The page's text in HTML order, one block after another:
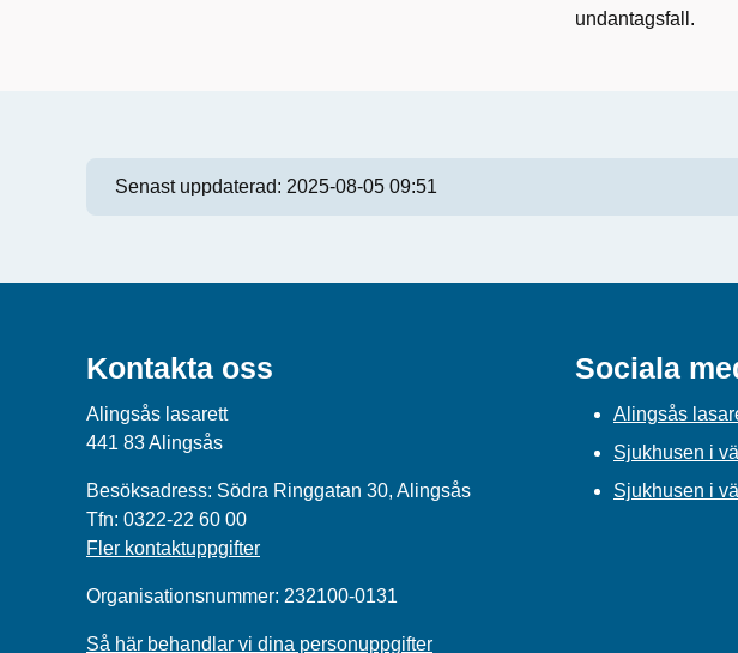
undantagsfall.
Senast uppdaterad: 2025-08-05 09:51
Kontakta oss
Alingsås lasarett
441 83 Alingsås
Besöksadress: Södra Ringgatan 30, Alingsås
Tfn: 0322-22 60 00
Fler kontaktuppgifter
Organisationsnummer: 232100-0131
Så här behandlar vi dina personuppgifter
Sociala
Alingsås
Sjukhusen i
Sjukhusen i